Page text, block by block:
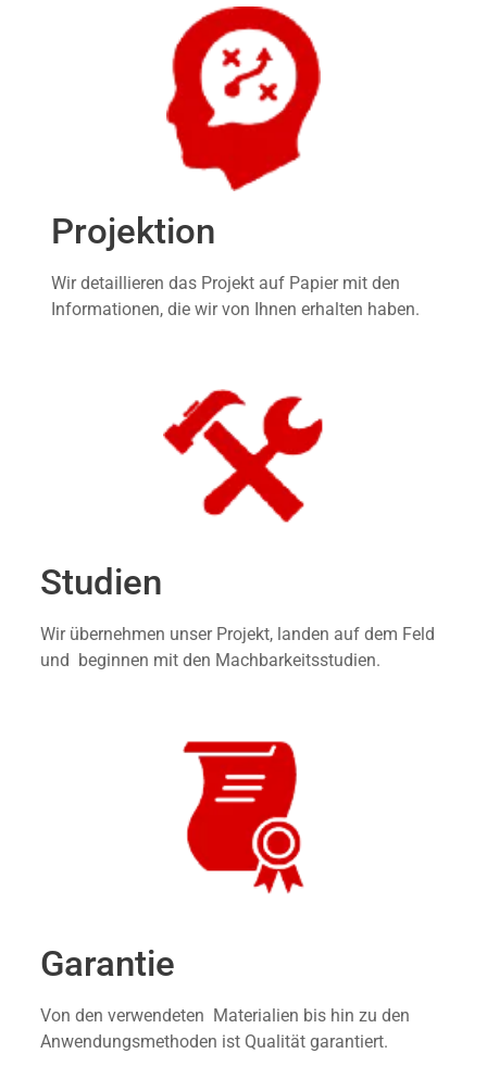
Projektion
Wir detaillieren das Projekt auf Papier mit den
Informationen, die wir von Ihnen erhalten haben.
Studien
Wir übernehmen unser Projekt, landen auf dem Feld
und beginnen mit den Machbarkeitsstudien.
Garantie
Von den verwendeten Materialien bis hin zu den
Anwendungsmethoden ist Qualität garantiert.